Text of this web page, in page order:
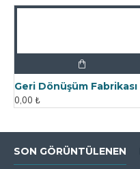
0,00 ₺
SON GÖRÜNTÜLENEN